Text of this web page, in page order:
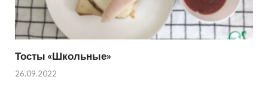
Тосты «Школьные»
26.09.2022